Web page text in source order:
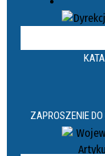
ZAPROSZENIE